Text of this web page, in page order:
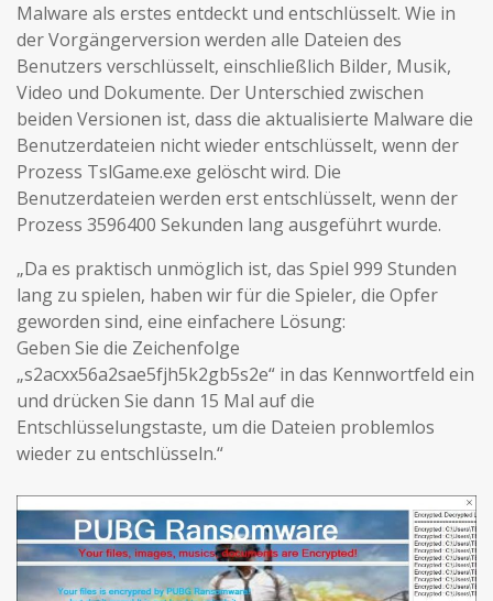
Malware als erstes entdeckt und entschlüsselt. Wie in
der Vorgängerversion werden alle Dateien des
Benutzers verschlüsselt, einschließlich Bilder, Musik,
Video und Dokumente. Der Unterschied zwischen
beiden Versionen ist, dass die aktualisierte Malware die
Benutzerdateien nicht wieder entschlüsselt, wenn der
Prozess TslGame.exe gelöscht wird. Die
Benutzerdateien werden erst entschlüsselt, wenn der
Prozess 3596400 Sekunden lang ausgeführt wurde.
„Da es praktisch unmöglich ist, das Spiel 999 Stunden
lang zu spielen, haben wir für die Spieler, die Opfer
geworden sind, eine einfachere Lösung:
Geben Sie die Zeichenfolge
„s2acxx56a2sae5fjh5k2gb5s2e“ in das Kennwortfeld ein
und drücken Sie dann 15 Mal auf die
Entschlüsselungstaste, um die Dateien problemlos
wieder zu entschlüsseln.“